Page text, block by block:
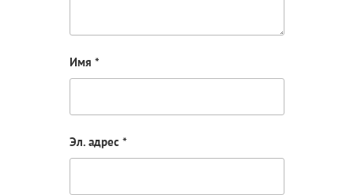
Имя*
Эл. адрес*